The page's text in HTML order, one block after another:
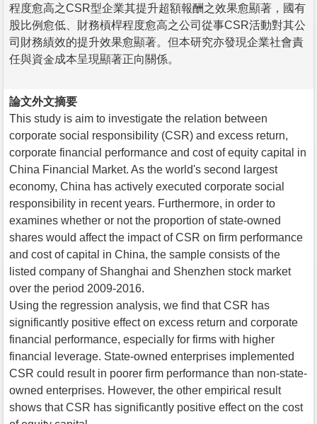
程度愈高之CSR型企業其提升超額報酬之效果愈顯著，國有
股比例愈低、財務槓桿程度愈高之公司從事CSR活動對其公
司財務績效的提升效果愈顯著。但本研究亦發現企業社會責
任與資金成本呈現顯著正向關係。
論文外文摘要
This study is aim to investigate the relation between
corporate social responsibility (CSR) and excess return,
corporate financial performance and cost of equity capital in
China Financial Market. As the world's second largest
economy, China has actively executed corporate social
responsibility in recent years. Furthermore, in order to
examines whether or not the proportion of state-owned
shares would affect the impact of CSR on firm performance
and cost of capital in China, the sample consists of the
listed company of Shanghai and Shenzhen stock market
over the period 2009-2016.
Using the regression analysis, we find that CSR has
significantly positive effect on excess return and corporate
financial performance, especially for firms with higher
financial leverage. State-owned enterprises implemented
CSR could result in poorer firm performance than non-state-
owned enterprises. However, the other empirical result
shows that CSR has significantly positive effect on the cost